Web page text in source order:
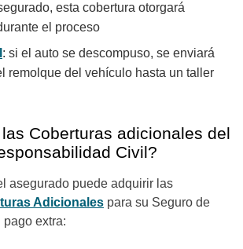
esta cobertura otorgará
el proceso
: si el auto se descompuso, se enviará
remolque del vehículo hasta un taller
Coberturas adicionales del
Civil?
asegurado puede adquirir las
Adicionales para su Seguro de
extra: